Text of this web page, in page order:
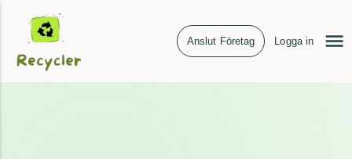
Anslut Företag Logga in